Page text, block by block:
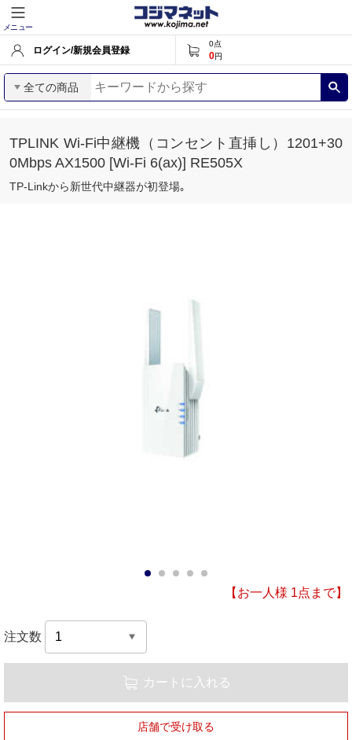
メニュー
ログイン/新規会員登録
0点
0円
全ての商品
TPLINK Wi-Fi中継機（コンセント直挿し）1201+30
0Mbps AX1500 [Wi-Fi 6(ax)] RE505X
TP-Linkから新世代中継器が初登場｡
【お一人様 1点まで】
注文数
カートに入れる
店舗で受け取る